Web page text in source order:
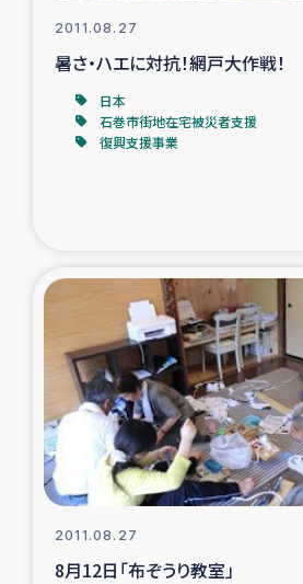
レバノンでのシリア難民へ
神原ゼミxパルシ
石巻市街地在宅被
復興応援隊の
仮設住宅生活支援・農
漁業復興支援
インターン・ボランテ
2011.08.27
暑さ・ハエに対抗！網戸大作戦！
日本
石巻市街地在宅被災者支援
復興支援事業
2011.08.27
8月12日「布ぞうり教室」